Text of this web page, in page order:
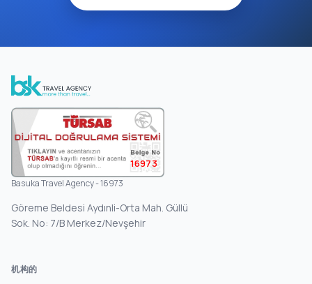
16973
Basuka Travel Agency - 16973
Göreme Beldesi Aydınli-Orta Mah. Güllü
Sok. No: 7/B Merkez/Nevşehir
机构的